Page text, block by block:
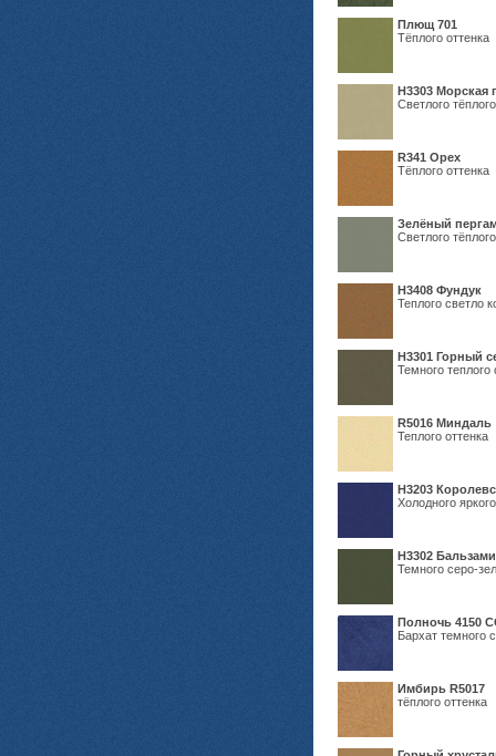
Плющ 701
Тёплого оттенка
H3303 Морская
Светлого
R341 Орех
Тёплого оттенка
Зелёный
Светлого
Н3408 Фундук
Теплого светло
Н3301 Горный
Темного теплого
R5016 Миндаль
Теплого оттенка
Н3203
Холодного
Н3302
Темного серо-
Полночь 4150
Бархат темного
Имбирь R5017
тёплого оттенка